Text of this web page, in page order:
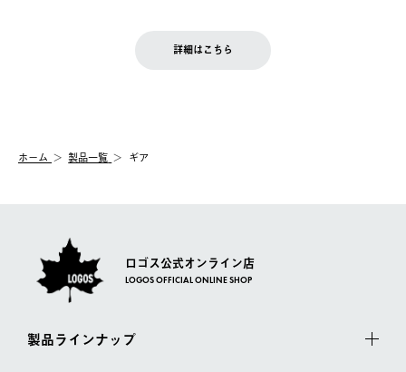
【配送業者】
佐川急便にて配送されます。
お客様都合の返品にかかる送料は、お客様ご負担とさせていただ
一度お手元の商品を返品いただき、ご希望商品を再注文してくだ
LOGOS FAMILY会員の方は、会員マイページ内 購入履歴画面に
詳細はこちら
ホーム 製品一覧 ギア
ロゴス公式オンライン店
LOGOS OFFICIAL ONLINE SHOP
製品ラインナップ